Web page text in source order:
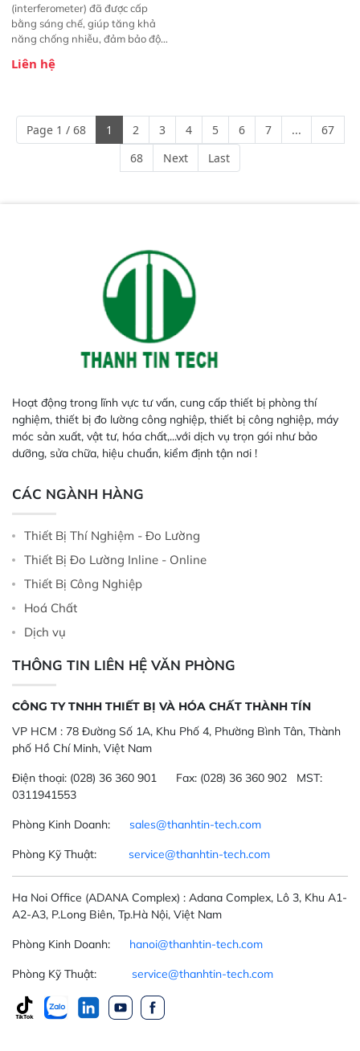
(interferometer) đã được cấp
bằng sáng chế, giúp tăng khả
năng chống nhiễu, đảm bảo độ
Phạm vi ứng dụng rộng: Đáp ứng
ngành công nghiệp khác nhau. 
Độ nhạy cao: Trang bị đầu dò
InGaAs độ nhạy cao, cung cấp
phản hồi phổ tuyến tính đầy đủ,
đảm bảo độ chính xác và khả
Liên hệ
Page 1 / 68 1 2 3 4 5 6 7 ...
67
68
Next Last
Hoạt động trong lĩnh vực tư vấn, cung cấp thiết bị phòng thí
nghiệm, thiết bị đo lường công nghiệp, thiết bị công nghiệp, máy
móc sản xuất, vật tư, hóa chất,...với dịch vụ trọn gói như bảo
dưỡng, sửa chữa, hiệu chuẩn, kiểm định tận nơi !
CÁC NGÀNH HÀNG
Thiết Bị Thí Nghiệm - Đo Lường
Thiết Bị Đo Lường Inline - Online
Thiết Bị Công Nghiệp
Hoá Chất
Dịch vụ
THÔNG TIN LIÊN HỆ VĂN PHÒNG
CÔNG TY TNHH THIẾT BỊ VÀ HÓA CHẤT THÀNH TÍN
VP HCM : 78 Đường Số 1A, Khu Phố 4, Phường Bình Tân, Thành
phố Hồ Chí Minh, Việt Nam
Điện thoại: (028) 36 360 901 Fax: (028) 36 360 902 MST:
0311941553
Phòng Kinh Doanh: sales@thanhtin-tech.com
Phòng Kỹ Thuật: service@thanhtin-tech.com
Ha Noi Office (ADANA Complex) : Adana Complex, Lô 3, Khu A1-
A2-A3, P.Long Biên, Tp.Hà Nội, Việt Nam
Phòng Kinh Doanh: hanoi@thanhtin-tech.com
Phòng Kỹ Thuật: service@thanhtin-tech.com